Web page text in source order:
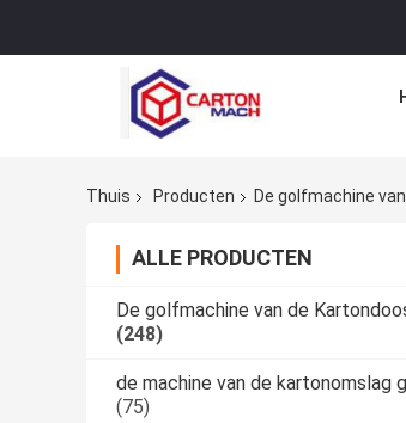
Thuis Producten De golfmachine
ALLE PRODUCTEN
De golfmachine van de
(248)
de machine van de kartonomslag
(75)